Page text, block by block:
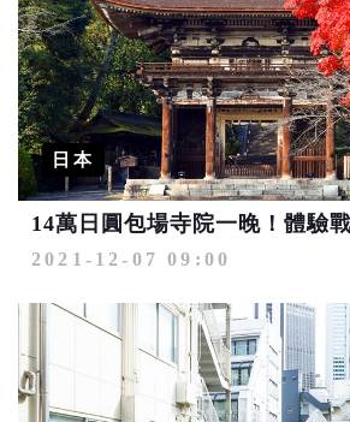
日本
2021-12-07 09:00